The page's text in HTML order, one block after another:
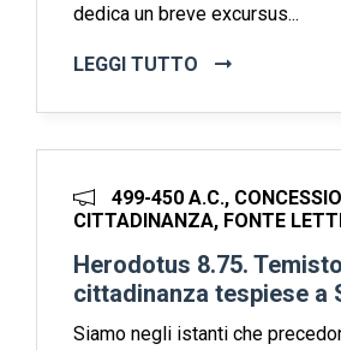
dedica un breve excursus...
LEGGI TUTTO
499-450 A.C.,
CITTADINANZA, FONTE
Herodotus 8.75.
cittadinanza tespiese a
Siamo negli istanti che